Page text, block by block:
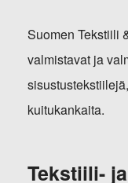
Suomen Tekstiili
valmistavat ja
kuitukankaita.
Tekstiili-